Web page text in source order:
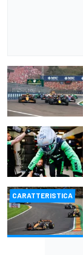
CARATTERISTICA